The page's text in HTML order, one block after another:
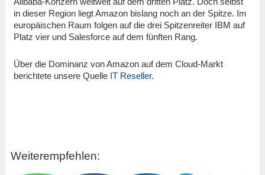
in dieser Region liegt Amazon bislang noch an der Spitze. Im
europäischen Raum folgen auf die drei Spitzenreiter IBM auf
Platz vier und Salesforce auf dem fünften Rang.
Über die Dominanz von Amazon auf dem Cloud-Markt
berichtete unsere Quelle IT Reseller.
Weiterempfehlen: